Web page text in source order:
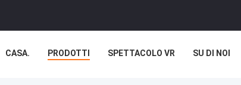
CASA. PRODOTTI SPETTACOLO VR SU DI NOI